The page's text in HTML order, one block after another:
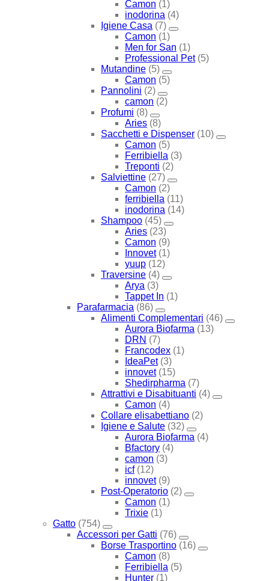
Camon (1)
inodorina (4)
Igiene Casa (7)
Camon (1)
Men for San (1)
Professional Pet (5)
Mutandine (5)
Camon (5)
Pannolini (2)
camon (2)
Profumi (8)
Aries (8)
Sacchetti e Dispenser (10)
Camon (5)
Ferribiella (3)
Treponti (2)
Salviettine (27)
Camon (2)
ferribiella (11)
inodorina (14)
Shampoo (45)
Aries (23)
Camon (9)
Innovet (1)
yuup (12)
Traversine (4)
Arya (3)
Tappet In (1)
Parafarmacia (86)
Alimenti Complementari (46)
Aurora Biofarma (13)
DRN (7)
Francodex (1)
IdeaPet (3)
innovet (15)
Shedirpharma (7)
Attrattivi e Disabituanti (4)
Camon (4)
Collare elisabettiano (2)
Igiene e Salute (32)
Aurora Biofarma (4)
Bfactory (4)
camon (3)
icf (12)
innovet (9)
Post-Operatorio (2)
Camon (1)
Trixie (1)
Gatto (754)
Accessori per Gatti (76)
Borse Trasportino (16)
Camon (8)
Ferribiella (5)
Hunter (1)